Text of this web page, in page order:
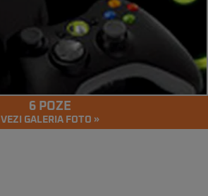
6 POZE
VEZI GALERIA FOTO »